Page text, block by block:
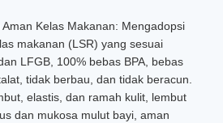
Aman Kelas Makanan: Mengadopsi
makanan (LSR) yang sesuai
LFGB, 100% bebas BPA, bebas
tidak berbau, dan tidak beracun.
elastis, dan ramah kulit, lembut
dan mukosa mulut bayi, aman